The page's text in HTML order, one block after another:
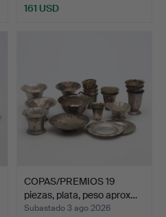
161 USD
COPAS/PREMIOS 19
piezas, plata, peso aprox…
Subastado 3 ago 2026